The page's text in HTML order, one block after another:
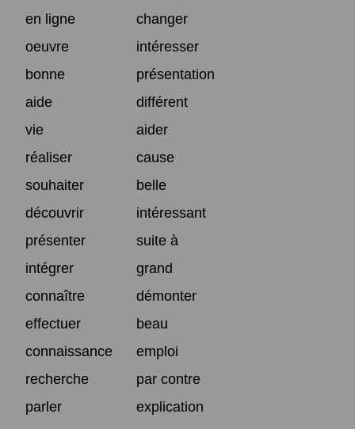
en ligne
changer
oeuvre
intéresser
bonne
présentation
aide
différent
vie
aider
réaliser
cause
souhaiter
belle
découvrir
intéressant
présenter
suite à
intégrer
grand
connaître
démonter
effectuer
beau
connaissance
emploi
recherche
par contre
parler
explication